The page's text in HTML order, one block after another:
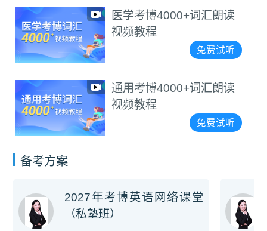
医学考博4000+词汇朗读
视频教程
免费试听
通用考博4000+词汇朗读
视频教程
免费试听
备考方案
2027年考博英语网络课堂
（私塾班）